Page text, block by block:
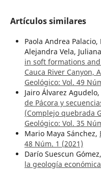
Artículos similares
Paola Andrea
Alejandra Vela,
in soft formations
Cauca River Canyon,
Geológico: Vol. 49
Jairo Álvarez Agudelo,
de Pácora y
(Complejo quebrada
Geológico: Vol. 35
Mario Maya Sánchez,
48 Núm. 1 (2021)
Darío Suescun Gómez,
la geología